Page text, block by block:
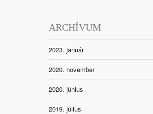
ARCHÍVUM
2023. január
2020. november
2020. június
2019. július